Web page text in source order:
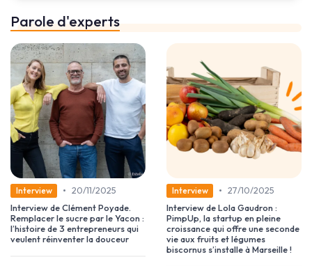
Parole d'experts
Interview • 20/11/2025
Interview de Clément Poyade.
Remplacer le sucre par le Yacon :
l’histoire de 3 entrepreneurs qui
veulent réinventer la douceur
Interview • 27/10/2025
Interview de Lola Gaudron :
PimpUp, la startup en pleine
croissance qui offre une seconde
vie aux fruits et légumes
biscornus s’installe à Marseille !